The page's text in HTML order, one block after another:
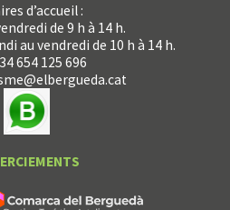
d’accueil :
de 9 h à 14 h.
au vendredi de 10 h à 14 h.
654 125 696